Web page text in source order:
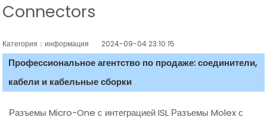
Connectors
Категория：информация 2024-09-04 23:10:15
Профессиональное агентство по продаже: соединители,
кабели и кабельные сборки
Разъемы Micro-One с интеграцией ISL Разъемы Molex с